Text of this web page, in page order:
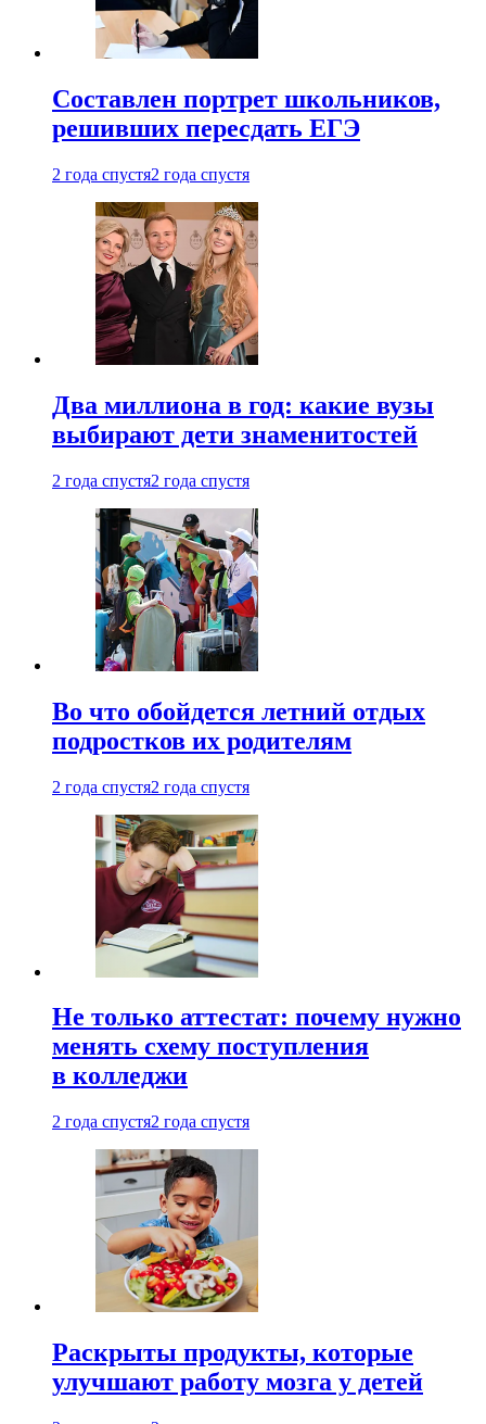
Составлен портрет школьников,
решивших пересдать ЕГЭ
2 года спустя2 года спустя
Два миллиона в год: какие вузы
выбирают дети знаменитостей
2 года спустя2 года спустя
Во что обойдется летний отдых
подростков их родителям
2 года спустя2 года спустя
Не только аттестат: почему нужно
менять схему поступления
в колледжи
2 года спустя2 года спустя
Раскрыты продукты, которые
улучшают работу мозга у детей